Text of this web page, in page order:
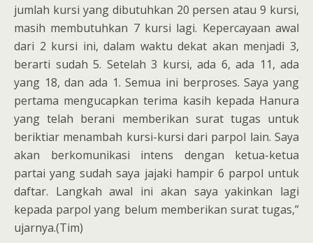
jumlah kursi yang dibutuhkan 20 persen atau 9 kursi,
masih membutuhkan 7 kursi lagi. Kepercayaan awal
dari 2 kursi ini, dalam waktu dekat akan menjadi 3,
berarti sudah 5. Setelah 3 kursi, ada 6, ada 11, ada
yang 18, dan ada 1. Semua ini berproses. Saya yang
pertama mengucapkan terima kasih kepada Hanura
yang telah berani memberikan surat tugas untuk
beriktiar menambah kursi-kursi dari parpol lain. Saya
akan berkomunikasi intens dengan ketua-ketua
partai yang sudah saya jajaki hampir 6 parpol untuk
daftar. Langkah awal ini akan saya yakinkan lagi
kepada parpol yang belum memberikan surat tugas,”
ujarnya.(Tim)